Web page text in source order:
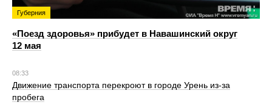
Губерния
«Поезд здоровья» прибудет в Навашинский округ
12 мая
08:33
Движение транспорта перекроют в городе Урень из-за
пробега